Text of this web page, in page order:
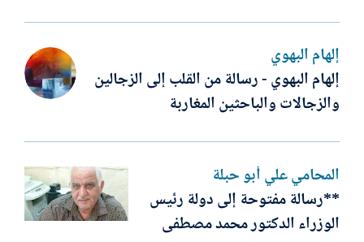
إلهام البهوي
إلهام البهوي - رسالة من القلب إلى الزجالين
والزجالات والباحثين المغاربة
المحامي علي أبو حبلة
**رسالة مفتوحة إلى دولة رئيس
الوزراء الدكتور محمد مصطفى